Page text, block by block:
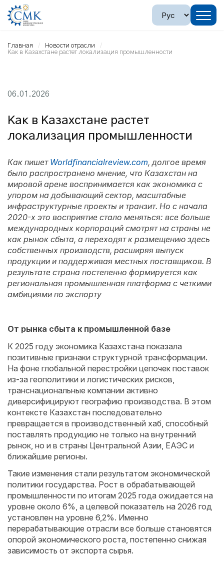
Главная
Новости отрасли
Как в Казахстане растет локализация промышленности
06.01.2026
Как в Казахстане растет
локализация промышленности
Как пишет Worldfinancialreview.com, долгое время
было распространено мнение, что Казахстан на
мировой арене воспринимается как экономика с
упором на добывающий сектор, масштабные
инфраструктурные проекты и транзит. Но с начала
2020-х это восприятие стало меняться: все больше
международных корпораций смотрят на страны не
как рынок сбыта, а переходят к размещению здесь
собственных производств, расширяя выпуск
продукции и поддерживая местных поставщиков. В
результате страна постепенно формируется как
региональная промышленная платформа с четкими
амбициями по экспорту
От рынка сбыта к промышленной базе
К 2025 году экономика Казахстана показала
позитивные признаки структурной трансформации.
На фоне глобальной перестройки цепочек поставок
из-за геополитики и логистических рисков,
транснациональные компании активно
диверсифицируют географию производства. В этом
контексте Казахстан последовательно
превращается в производственный хаб, способный
поставлять продукцию не только на внутренний
рынок, но и в страны Центральной Азии, ЕАЭС и
ближайшие регионы.
Такие изменения стали результатом экономической
политики государства. Рост в обрабатывающей
промышленности по итогам 2025 года ожидается на
уровне около 6%, а целевой показатель на 2026 год
установлен на уровне 6,2%. Именно
перерабатывающие отрасли все больше становятся
опорой экономического роста, постепенно снижая
зависимость от экспорта сырья.